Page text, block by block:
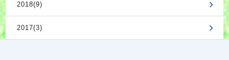
2018(9)
2017(3)